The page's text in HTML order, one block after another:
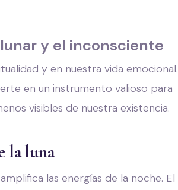
y el inconsciente
y en nuestra vida emocional.
en un instrumento valioso para
visibles de nuestra existencia.
la luna
las energías de la noche. El